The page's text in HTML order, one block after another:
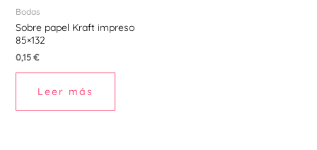
Bodas
Sobre papel Kraft impreso
85×132
0,15€
Leer más